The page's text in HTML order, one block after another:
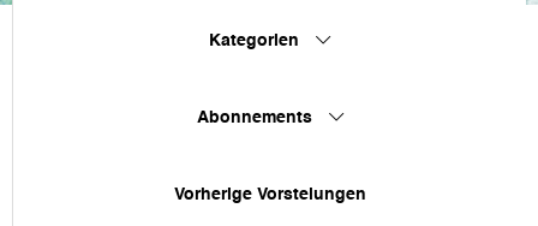
Kategorien
Abonnements
Vorherige Vorstelungen